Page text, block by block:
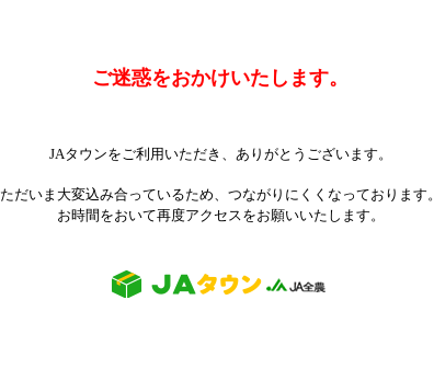
ご迷惑をおかけいたします。
JAタウンをご利用いただき、ありがとうございます。
ただいま大変込み合っているため、つながりにくくなっております。
お時間をおいて再度アクセスをお願いいたします。